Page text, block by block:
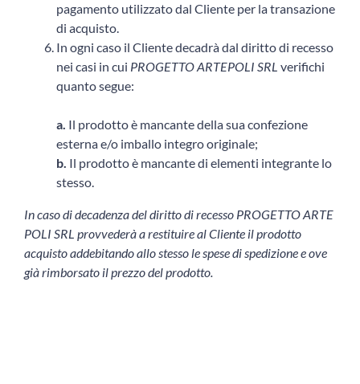
pagamento utilizzato dal Cliente per la transazione
di acquisto.
In ogni caso il Cliente decadrà dal diritto di recesso
nei casi in cui PROGETTO ARTEPOLI SRL verifichi
quanto segue:
a. Il prodotto è mancante della sua confezione
esterna e/o imballo integro originale;
b. Il prodotto è mancante di elementi integrante lo
stesso.
In caso di decadenza del diritto di recesso PROGETTO ARTE
POLI SRL provvederà a restituire al Cliente il prodotto
acquisto addebitando allo stesso le spese di spedizione e ove
già rimborsato il prezzo del prodotto.